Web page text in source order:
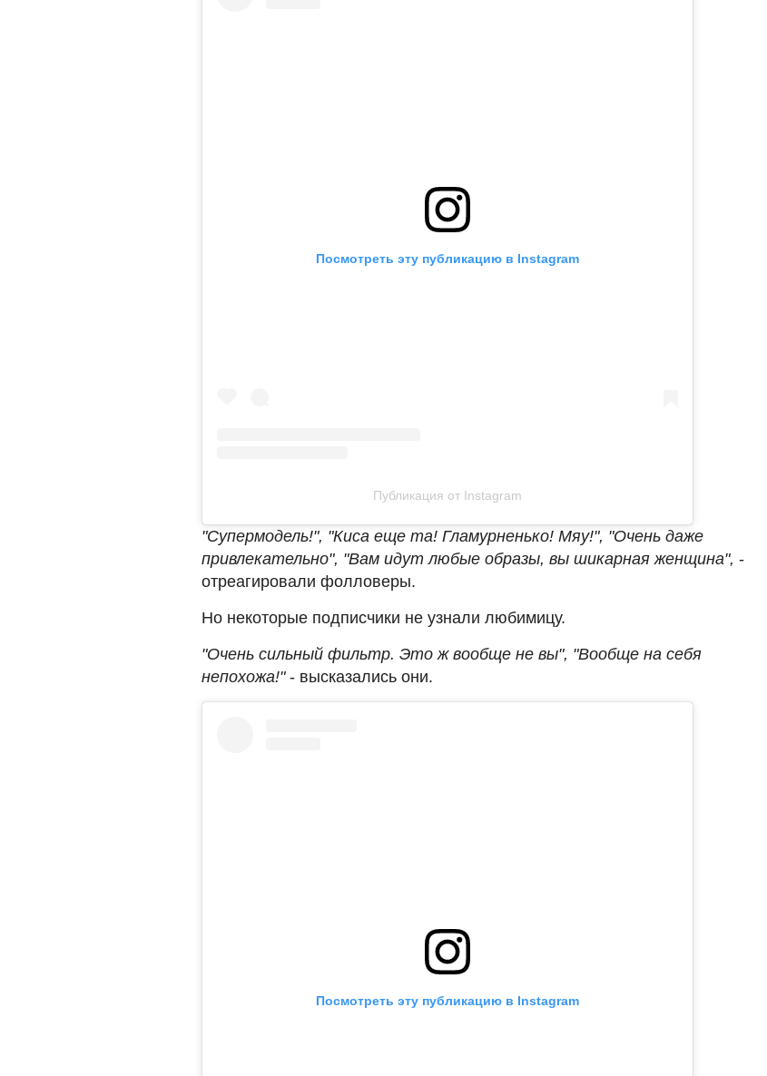
Посмотреть эту публикацию в Instagram
Публикация от Instagram
"Супермодель!", "Киса еще та! Гламурненько! Мяу!", "Очень даже
привлекательно", "Вам идут любые образы, вы шикарная женщина", -
отреагировали фолловеры.
Но некоторые подписчики не узнали любимицу.
"Очень сильный фильтр. Это ж вообще не вы", "Вообще на себя
непохожа!"- высказались они.
Посмотреть эту публикацию в Instagram